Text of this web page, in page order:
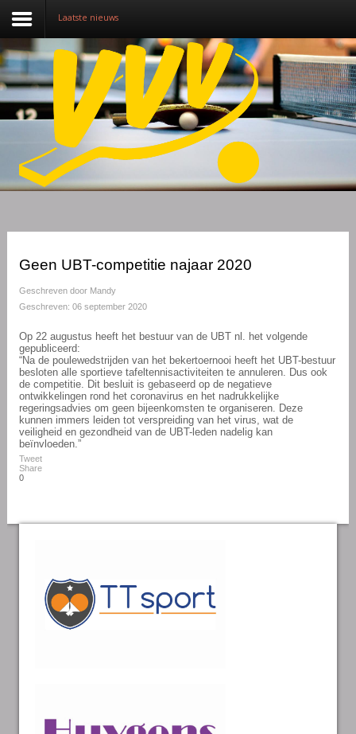
Nieuws
Over VVV
Lidmaatschap
Competitie
Sponsoring
English
Laatste nieuws
Geen UBT-competitie najaar 2020
Geschreven door Mandy
Geschreven: 06 september 2020
Op 22 augustus heeft het bestuur van de UBT nl. het volgende
gepubliceerd:
“Na de poulewedstrijden van het bekertoernooi heeft het UBT-bestuur
besloten alle sportieve tafeltennisactiviteiten te annuleren. Dus ook
de competitie. Dit besluit is gebaseerd op de negatieve
ontwikkelingen rond het coronavirus en het nadrukkelijke
regeringsadvies om geen bijeenkomsten te organiseren. Deze
kunnen immers leiden tot verspreiding van het virus, wat de
veiligheid en gezondheid van de UBT-leden nadelig kan
beïnvloeden.”
Tweet
Share
0